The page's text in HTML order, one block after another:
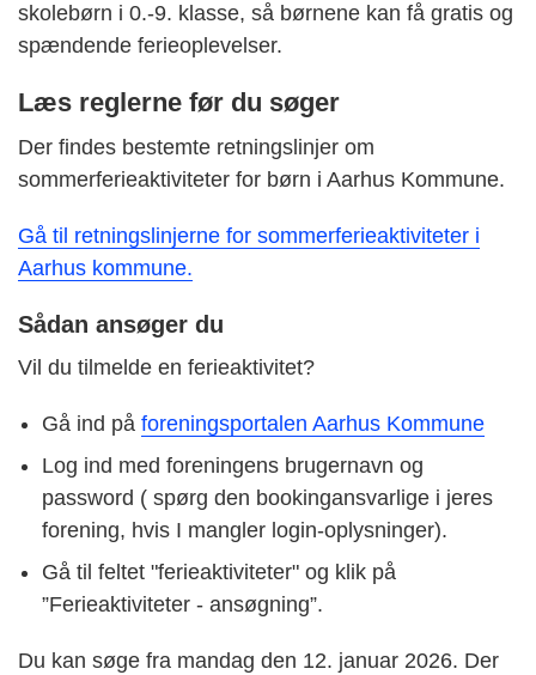
skolebørn i 0.-9. klasse, så børnene kan få gratis og
spændende ferieoplevelser.
Læs reglerne før du søger
Der findes bestemte retningslinjer om
sommerferieaktiviteter for børn i Aarhus Kommune.
Gå til retningslinjerne for sommerferieaktiviteter i
Aarhus kommune.
Sådan ansøger du
Vil du tilmelde en ferieaktivitet?
Gå ind på foreningsportalen Aarhus Kommune
Log ind med foreningens brugernavn og
password ( spørg den bookingansvarlige i jeres
forening, hvis I mangler login-oplysninger).
Gå til feltet "ferieaktiviteter" og klik på
”Ferieaktiviteter - ansøgning”.
Du kan søge fra mandag den 12. januar 2026. Der